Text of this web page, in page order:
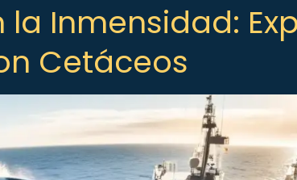
la Inmensidad:
Cetáceos